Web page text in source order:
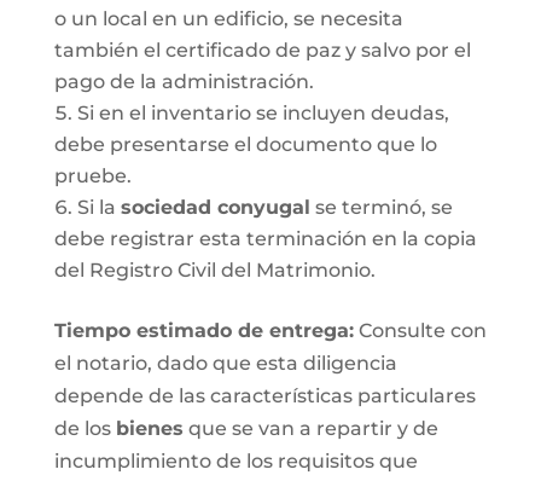
o un local en un edificio, se necesita
también el certificado de paz y salvo por el
pago de la administración.
Si en el inventario se incluyen deudas,
debe presentarse el documento que lo
pruebe.
Si la sociedad conyugal se terminó, se
debe registrar esta terminación en la copia
del Registro Civil del Matrimonio.
Tiempo estimado de entrega:Consulte con
el notario, dado que esta diligencia
depende de las características particulares
de los bienes que se van a repartir y de
incumplimiento de los requisitos que